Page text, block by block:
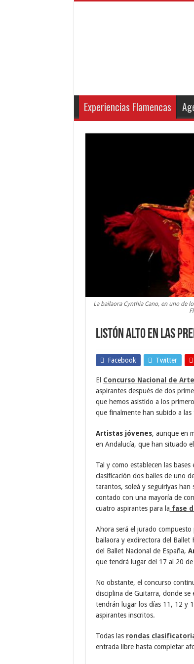
Experiencias Flamencas
La bailaora Cynthia Cano, en uno de
Listón alto en las
Facebook Twitter
El Concurso Nacional de
aspirantes después de dos
que hemos asistido a los
que finalmente han subido a las
Artistas jóvenes, aunque en
en Andalucía, que han situado
Tal y como establecen las
clasificación dos bailes de uno
tarantos, soleá y seguiriyas han
contado con una mayoría de
cuatro aspirantes para la fase
Ahora será el jurado
bailaora y exdirectora del Ballet
del Ballet Nacional de España,
que tendrá lugar del 17 al 20
No obstante, el concurso
disciplina de Guitarra, donde se
tendrán lugar los días 11, 12 y
aspirantes inscritos.
Todas las rondas
entrada libre hasta completar